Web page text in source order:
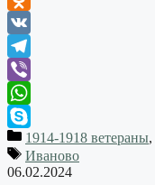
Odnoklassniki
VK
Telegram
Viber
WhatsApp
Skype1914-1918 ветераны,
Иваново
06.02.2024